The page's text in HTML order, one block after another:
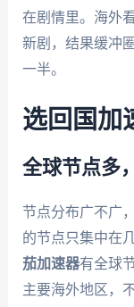
在剧情里。海外
新剧，结果缓冲
一半。
选回国加
全球节点多
节点分布广不广
的节点只集中在
茄加速器有全球
主要海外地区，